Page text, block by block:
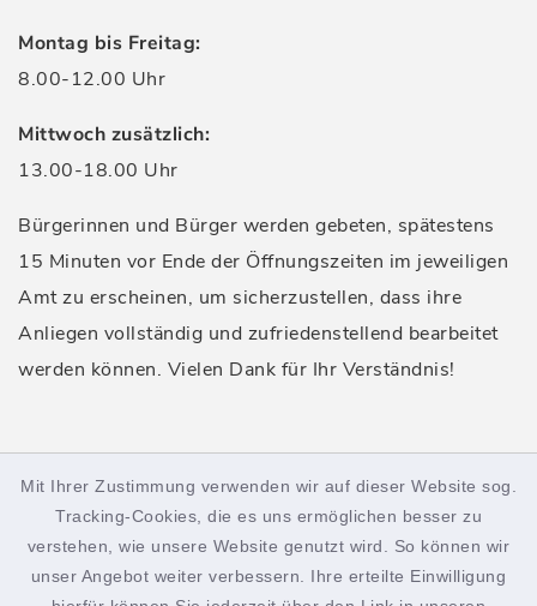
Mit Ihrer Zustimmung verwenden wir auf dieser Website sog.
Tracking-Cookies, die es uns ermöglichen besser zu
verstehen, wie unsere Website genutzt wird. So können wir
unser Angebot weiter verbessern. Ihre erteilte Einwilligung
Montag bis Freitag:
8.00-12.00 Uhr
Mittwoch zusätzlich:
13.00-18.00 Uhr
Bürgerinnen und Bürger werden gebeten, spätestens
15 Minuten vor Ende der Öffnungszeiten im jeweiligen
Amt zu erscheinen, um sicherzustellen, dass ihre
Anliegen vollständig und zufriedenstellend bearbeitet
werden können. Vielen Dank für Ihr Verständnis!
Sitemap
Unsere Stadt